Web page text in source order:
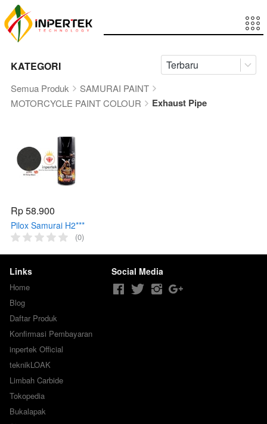
KATEGORI Terbaru
Semua Produk
SAMURAI PAINT
MOTORCYCLE PAINT COLOUR
Exhaust Pipe
Rp 58.900
Pilox Samurai H2***
Hi Temp Black
Semprot H2
(0)
Links
Home
Blog
Daftar Produk
Konfirmasi Pembayaran
inpertek Official
teknikLOAK
Limbah Carbide
Tokopedia
Bukalapak
Social Media